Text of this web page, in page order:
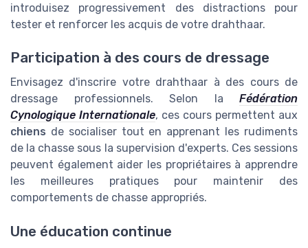
introduisez progressivement des distractions pour
tester et renforcer les acquis de votre drahthaar.
Participation à des cours de dressage
Envisagez d'inscrire votre drahthaar à des cours de
dressage professionnels. Selon la Fédération
Cynologique Internationale, ces cours permettent aux
chiens de socialiser tout en apprenant les rudiments
de la chasse sous la supervision d'experts. Ces sessions
peuvent également aider les propriétaires à apprendre
les meilleures pratiques pour maintenir des
comportements de chasse appropriés.
Une éducation continue